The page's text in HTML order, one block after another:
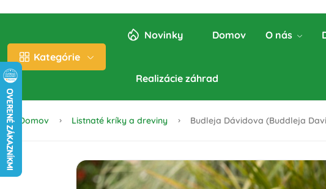
Kategórie
Novinky Domov O nás
Realizácie záhrad
Domov Listnaté kríky a dreviny Budleja Dávidova (Buddleja